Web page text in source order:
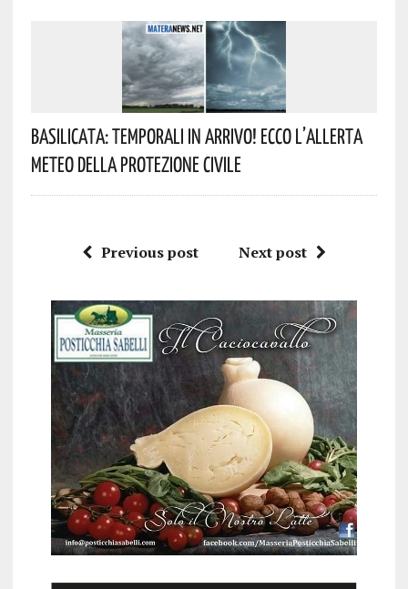
Basilicata: Temporali In Arrivo! Ecco L’allerta
Meteo Della Protezione Civile
Previous post Next post